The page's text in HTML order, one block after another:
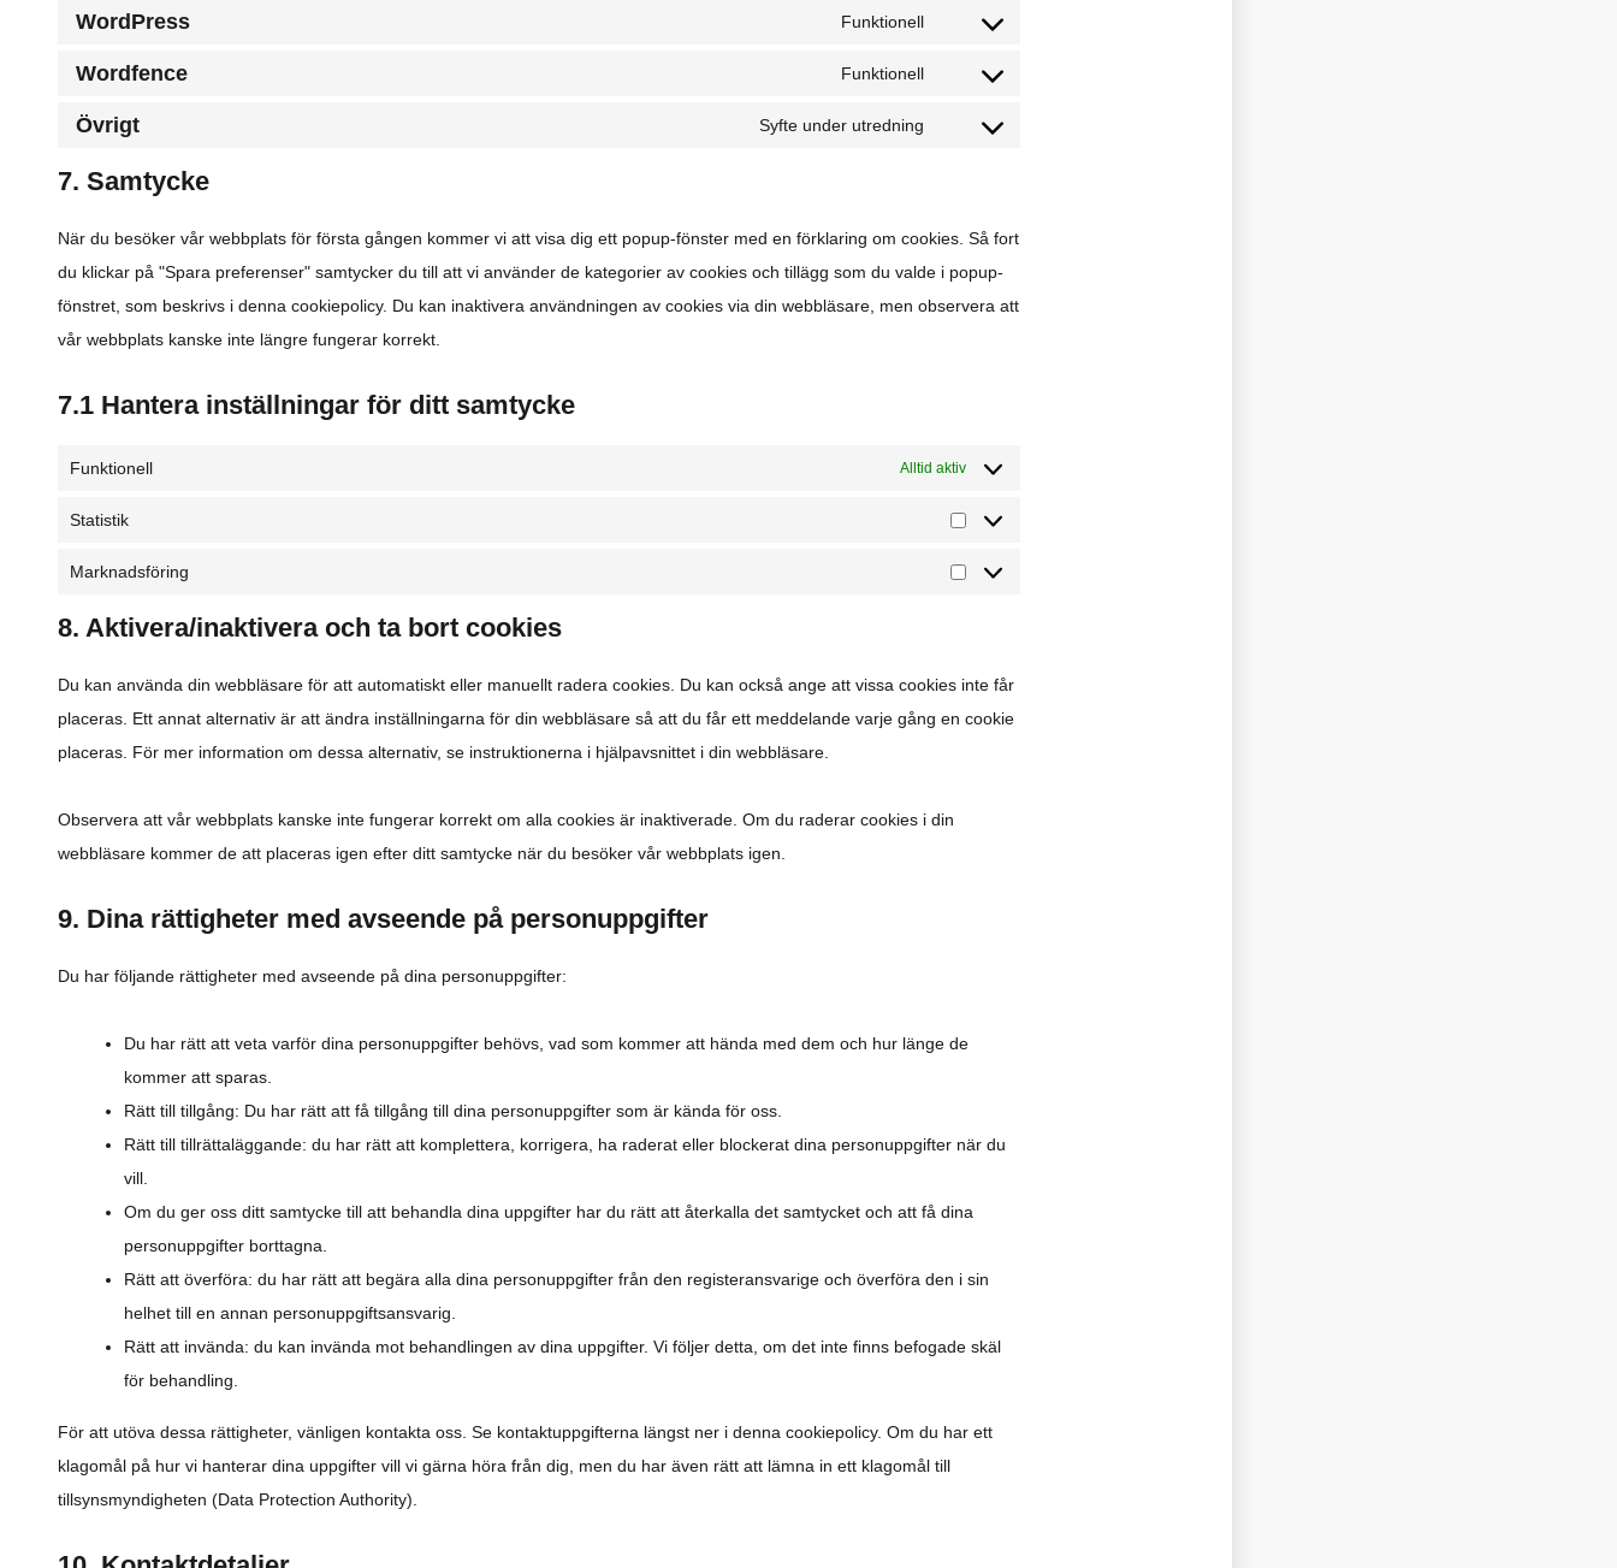
WordPress Funktionell
Wordfence Funktionell
Övrigt Syfte under utredning
7. Samtycke
När du besöker vår webbplats för första gången kommer vi att visa dig ett popup-fönster med en förklaring om cookies. Så fort
du klickar på "Spara preferenser" samtycker du till att vi använder de kategorier av cookies och tillägg som du valde i popup-
fönstret, som beskrivs i denna cookiepolicy. Du kan inaktivera användningen av cookies via din webbläsare, men observera att
vår webbplats kanske inte längre fungerar korrekt.
7.1 Hantera inställningar för ditt samtycke
Funktionell Alltid aktiv
Statistik
Marknadsföring
8. Aktivera/inaktivera och ta bort cookies
Du kan använda din webbläsare för att automatiskt eller manuellt radera cookies. Du kan också ange att vissa cookies inte får
placeras. Ett annat alternativ är att ändra inställningarna för din webbläsare så att du får ett meddelande varje gång en cookie
placeras. För mer information om dessa alternativ, se instruktionerna i hjälpavsnittet i din webbläsare.
Observera att vår webbplats kanske inte fungerar korrekt om alla cookies är inaktiverade. Om du raderar cookies i din
webbläsare kommer de att placeras igen efter ditt samtycke när du besöker vår webbplats igen.
9. Dina rättigheter med avseende på personuppgifter
Du har följande rättigheter med avseende på dina personuppgifter:
Du har rätt att veta varför dina personuppgifter behövs, vad som kommer att hända med dem och hur länge de
kommer att sparas.
Rätt till tillgång: Du har rätt att få tillgång till dina personuppgifter som är kända för oss.
Rätt till tillrättaläggande: du har rätt att komplettera, korrigera, ha raderat eller blockerat dina personuppgifter när du
vill.
Om du ger oss ditt samtycke till att behandla dina uppgifter har du rätt att återkalla det samtycket och att få dina
personuppgifter borttagna.
Rätt att överföra: du har rätt att begära alla dina personuppgifter från den registeransvarige och överföra den i sin
helhet till en annan personuppgiftsansvarig.
Rätt att invända: du kan invända mot behandlingen av dina uppgifter. Vi följer detta, om det inte finns befogade skäl
för behandling.
För att utöva dessa rättigheter, vänligen kontakta oss. Se kontaktuppgifterna längst ner i denna cookiepolicy. Om du har ett
klagomål på hur vi hanterar dina uppgifter vill vi gärna höra från dig, men du har även rätt att lämna in ett klagomål till
tillsynsmyndigheten (Data Protection Authority).